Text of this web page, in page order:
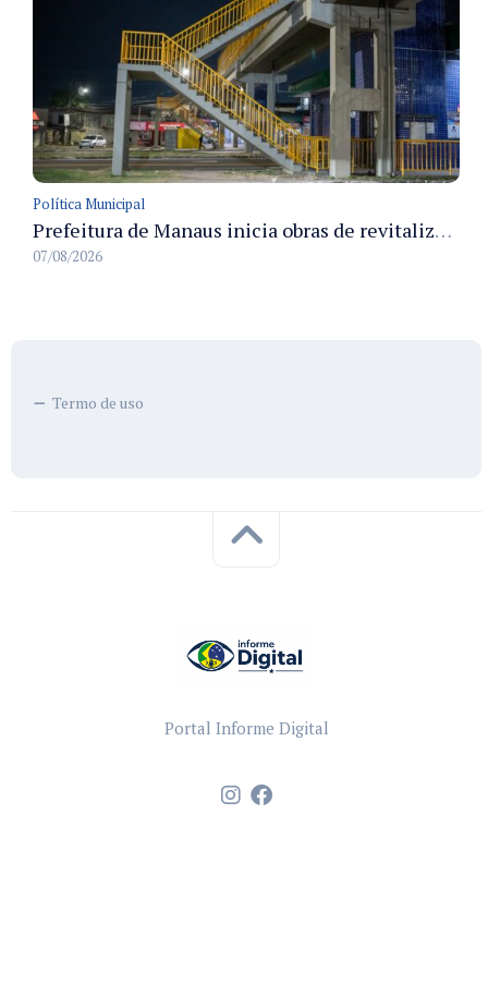
Política Municipal
Prefeitura de Manaus inicia obras de revitalização na passarela Max Teixeira para ampliar segurança e mobilidade urbana
07/08/2026
Termo de uso
Portal Informe Digital